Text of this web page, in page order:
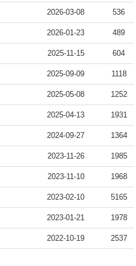
2026-03-08 536
2026-01-23 489
2025-11-15 604
2025-09-09 1118
2025-05-08 1252
2025-04-13 1931
2024-09-27 1364
2023-11-26 1985
2023-11-10 1968
2023-02-10 5165
2023-01-21 1978
2022-10-19 2537